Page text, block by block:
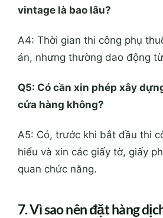
vintage là bao lâu?
A4: Thời gian thi công phụ
án, nhưng thường dao động
Q5: Có cần xin phép xây
cửa hàng không?
A5: Có, trước khi bắt đầu thi
hiểu và xin các giấy tờ, giấy
quan chức năng.
7. Vì sao nên đặt hàng